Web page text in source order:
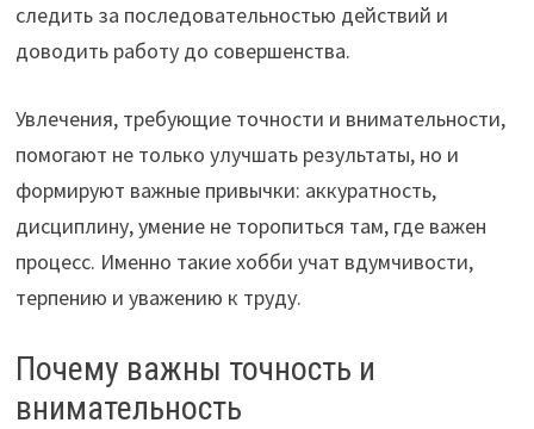
следить за последовательностью действий и
доводить работу до совершенства.
Увлечения, требующие точности и внимательности,
помогают не только улучшать результаты, но и
формируют важные привычки: аккуратность,
дисциплину, умение не торопиться там, где важен
процесс. Именно такие хобби учат вдумчивости,
терпению и уважению к труду.
Почему важны точность и
внимательность